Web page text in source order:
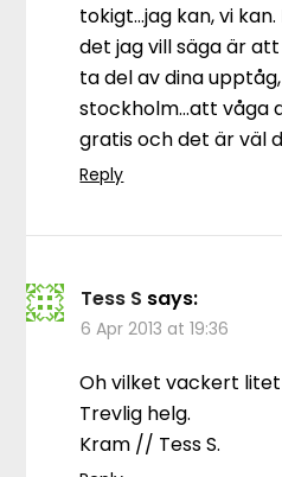
tokigt…jag kan, vi
det jag vill säga är
ta del av dina
stockholm…att våga
gratis och det är väl
Reply
Tess S says:
6 Apr 2013 at 19:36
Oh vilket vackert
Trevlig helg.
Kram // Tess S.